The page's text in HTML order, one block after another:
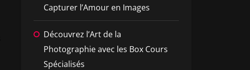
Capturer l’Amour en Images
Découvrez l’Art de la
Photographie avec les Box Cours
Spécialisés